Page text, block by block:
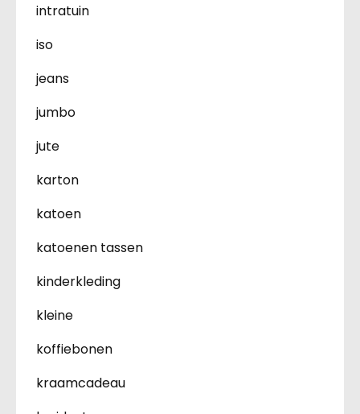
intratuin
iso
jeans
jumbo
jute
karton
katoen
katoenen tassen
kinderkleding
kleine
koffiebonen
kraamcadeau